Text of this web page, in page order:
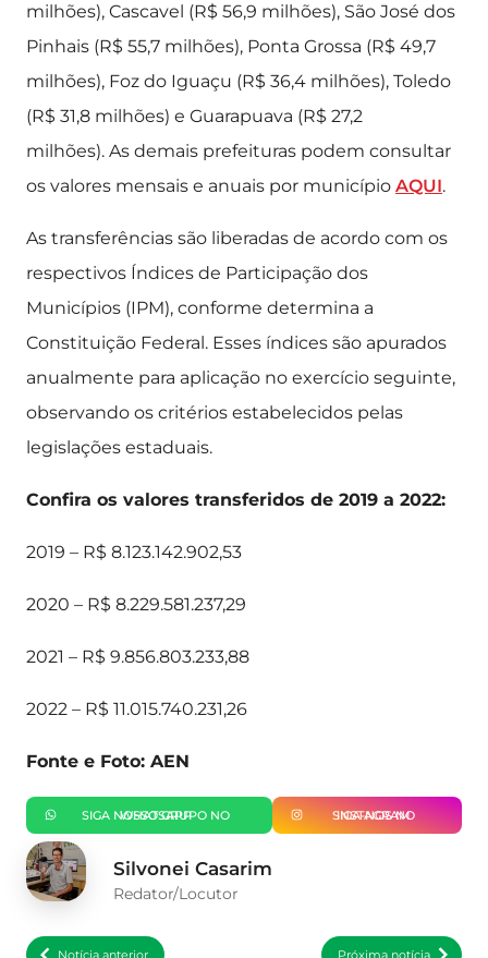
milhões), Cascavel (R$ 56,9 milhões), São José dos
Pinhais (R$ 55,7 milhões), Ponta Grossa (R$ 49,7
milhões), Foz do Iguaçu (R$ 36,4 milhões), Toledo
(R$ 31,8 milhões) e Guarapuava (R$ 27,2
milhões). As demais prefeituras podem consultar
os valores mensais e anuais por município AQUI.
As transferências são liberadas de acordo com os
respectivos Índices de Participação dos
Municípios (IPM), conforme determina a
Constituição Federal. Esses índices são apurados
anualmente para aplicação no exercício seguinte,
observando os critérios estabelecidos pelas
legislações estaduais.
Confira os valores transferidos de 2019 a 2022:
2019 – R$ 8.123.142.902,53
2020 – R$ 8.229.581.237,29
2021 – R$ 9.856.803.233,88
2022 – R$ 11.015.740.231,26
Fonte e Foto: AEN
SIGA NOSSO GRUPO NO WHATSAPP SIGA-NOS NO INSTAGRAM
Silvonei Casarim
Redator/Locutor
Notícia anterior Próxima notícia